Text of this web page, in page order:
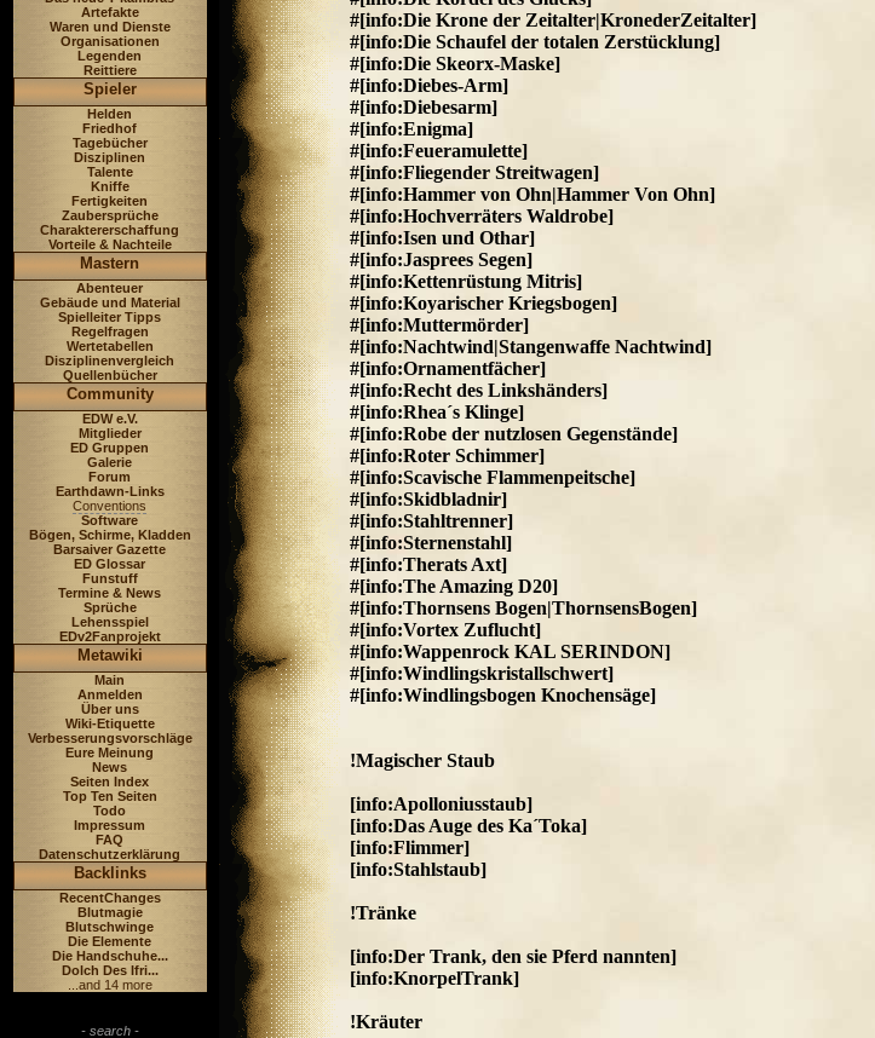
Artefakte
Waren und Dienste
Organisationen
Legenden
Reittiere
Spieler
Helden
Friedhof
Tagebücher
Disziplinen
Talente
Kniffe
Fertigkeiten
Zaubersprüche
Charaktererschaffung
Vorteile & Nachteile
Mastern
Abenteuer
Gebäude und Material
Spielleiter Tipps
Regelfragen
Wertetabellen
Disziplinenvergleich
Quellenbücher
Community
EDW e.V.
Mitglieder
ED Gruppen
Galerie
Forum
Earthdawn-Links
Conventions
Software
Bögen, Schirme, Kladden
Barsaiver Gazette
ED Glossar
Funstuff
Termine & News
Sprüche
Lehensspiel
EDv2Fanprojekt
Metawiki
Main
Anmelden
Über uns
Wiki-Etiquette
Verbesserungsvorschläge
Eure Meinung
News
Seiten Index
Top Ten Seiten
Todo
Impressum
FAQ
Datenschutzerklärung
Backlinks
RecentChanges
Blutmagie
Blutschwinge
Die Elemente
Die Handschuhe...
Dolch Des Ifri...
...and 14 more
- search -
#[info:Die Krone der Zeitalter|KronederZeitalter]
#[info:Die Schaufel der totalen Zerstücklung]
#[info:Die Skeorx-Maske]
#[info:Diebes-Arm]
#[info:Diebesarm]
#[info:Enigma]
#[info:Feueramulette]
#[info:Fliegender Streitwagen]
#[info:Hammer von Ohn|Hammer Von Ohn]
#[info:Hochverräters Waldrobe]
#[info:Isen und Othar]
#[info:Jasprees Segen]
#[info:Kettenrüstung Mitris]
#[info:Koyarischer Kriegsbogen]
#[info:Muttermörder]
#[info:Nachtwind|Stangenwaffe Nachtwind]
#[info:Ornamentfächer]
#[info:Recht des Linkshänders]
#[info:Rhea´s Klinge]
#[info:Robe der nutzlosen Gegenstände]
#[info:Roter Schimmer]
#[info:Scavische Flammenpeitsche]
#[info:Skidbladnir]
#[info:Stahltrenner]
#[info:Sternenstahl]
#[info:Therats Axt]
#[info:The Amazing D20]
#[info:Thornsens Bogen|ThornsensBogen]
#[info:Vortex Zuflucht]
#[info:Wappenrock KAL SERINDON]
#[info:Windlingskristallschwert]
#[info:Windlingsbogen Knochensäge]
!Magischer Staub
[info:Apolloniusstaub]
[info:Das Auge des Ka´Toka]
[info:Flimmer]
[info:Stahlstaub]
!Tränke
[info:Der Trank, den sie Pferd nannten]
[info:KnorpelTrank]
!Kräuter